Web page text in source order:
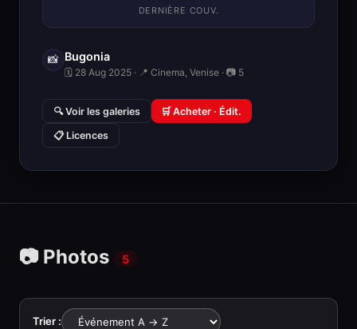
DERNIÈRE COUV.
📸 Bugonia
🗓 28 Aug 2025 · 📍 Cinema, Venise · 📷 5
🔍 Voir les galeries 🛒 Acheter · Édit.
📋 Licences
📷 Photos 5
Trier :